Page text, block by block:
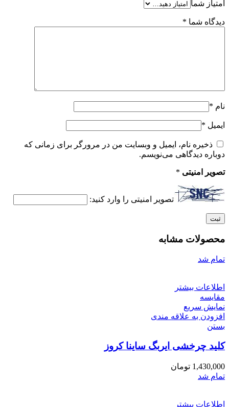
امتیاز شما
دیدگاه شما *
نام *
ایمیل *
ذخیره نام، ایمیل و وبسایت من در مرورگر برای زمانی که
دوباره دیدگاهی می‌نویسم.
تصویر امنیتی *
تصویر امنیتی را وارد کنید:
محصولات مشابه
تمام شد
اطلاعات بیشتر
مقایسه
نمایش سریع
افزودن به علاقه مندی
بستن
کلید چرخشی ایربگ ساینا کروز
1,430,000 تومان
تمام شد
اطلاعات بیشتر